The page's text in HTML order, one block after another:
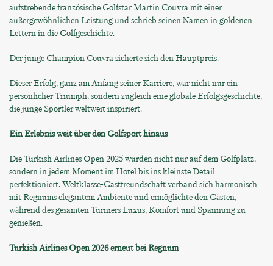
aufstrebende französische Golfstar Martin Couvra mit einer
außergewöhnlichen Leistung und schrieb seinen Namen in goldenen
Lettern in die Golfgeschichte.
Der junge Champion Couvra sicherte sich den Hauptpreis.
Dieser Erfolg, ganz am Anfang seiner Karriere, war nicht nur ein
persönlicher Triumph, sondern zugleich eine globale Erfolgsgeschichte,
die junge Sportler weltweit inspiriert.
Ein Erlebnis weit über den Golfsport hinaus
Die Turkish Airlines Open 2025 wurden nicht nur auf dem Golfplatz,
sondern in jedem Moment im Hotel bis ins kleinste Detail
perfektioniert. Weltklasse-Gastfreundschaft verband sich harmonisch
mit Regnums elegantem Ambiente und ermöglichte den Gästen,
während des gesamten Turniers Luxus, Komfort und Spannung zu
genießen.
Turkish Airlines Open 2026 erneut bei Regnum